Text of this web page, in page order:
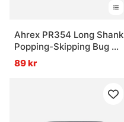
Ahrex PR354 Long Shank
Popping-Skipping Bug 8-
pack Krok
89 kr